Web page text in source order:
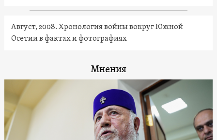
Август, 2008. Хронология войны вокруг Южной
Осетии в фактах и фотографиях
Мнения